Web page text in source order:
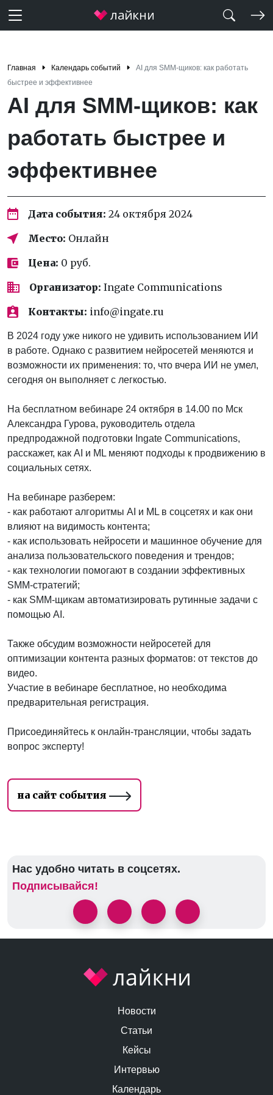
Главная Календарь событий
AI для SMM-щиков: как работать
быстрее и эффективнее
AI для SMM-щиков: как
работать быстрее и
эффективнее
Дата события: 24 октября 2024
Место: Онлайн
Цена: 0 руб.
Организатор: Ingate Communications
Контакты: info@ingate.ru
В 2024 году уже никого не удивить использованием ИИ
в работе. Однако с развитием нейросетей меняются и
возможности их применения: то, что вчера ИИ не умел,
сегодня он выполняет с легкостью.
На бесплатном вебинаре 24 октября в 14.00 по Мск
Александра Гурова, руководитель отдела
предпродажной подготовки Ingate Communications,
расскажет, как AI и ML меняют подходы к продвижению в
социальных сетях.
На вебинаре разберем:
- как работают алгоритмы AI и ML в соцсетях и как они
влияют на видимость контента;
- как использовать нейросети и машинное обучение для
анализа пользовательского поведения и трендов;
- как технологии помогают в создании эффективных
SMM-стратегий;
- как SMM-щикам автоматизировать рутинные задачи с
помощью AI.
Также обсудим возможности нейросетей для
оптимизации контента разных форматов: от текстов до
видео.
Участие в вебинаре бесплатное, но необходима
предварительная регистрация.
Присоединяйтесь к онлайн-трансляции, чтобы задать
вопрос эксперту!
на сайт события
Нас удобно читать в соцсетях.
Подписывайся!
Новости
Статьи
Кейсы
Интервью
Календарь